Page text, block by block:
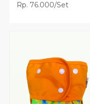
Rp. 76.000/Set